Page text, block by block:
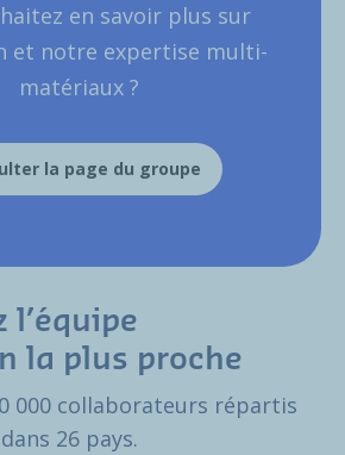
en savoir plus sur
et notre expertise multi-
matériaux ?
la page du groupe
l’équipe
la plus proche
000 collaborateurs répartis
26 pays.